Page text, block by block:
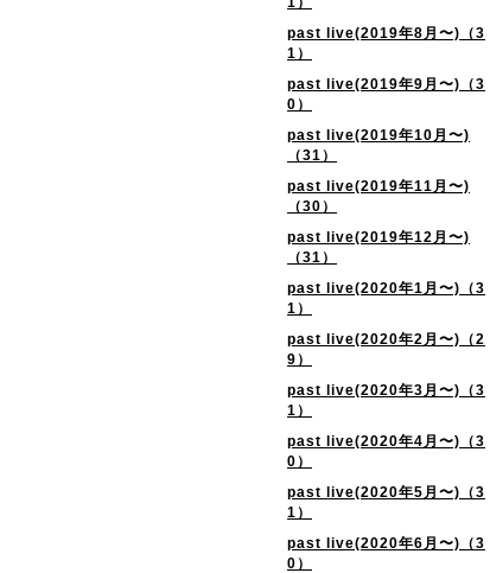
past live(2019年8月〜)（3
1）
past live(2019年9月〜)（3
0）
past live(2019年10月〜)
（31）
past live(2019年11月〜)
（30）
past live(2019年12月〜)
（31）
past live(2020年1月〜)（3
1）
past live(2020年2月〜)（2
9）
past live(2020年3月〜)（3
1）
past live(2020年4月〜)（3
0）
past live(2020年5月〜)（3
1）
past live(2020年6月〜)（3
0）